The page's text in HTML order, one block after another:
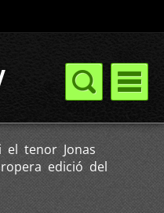
el tenor Jonas
edició del